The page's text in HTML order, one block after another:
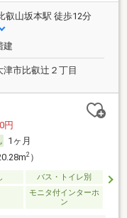
叡山坂本駅 徒歩12分
建
津市比叡辻２丁目
円
1ヶ月
2）
バス・トイレ別
モニタ付インターホ
ン